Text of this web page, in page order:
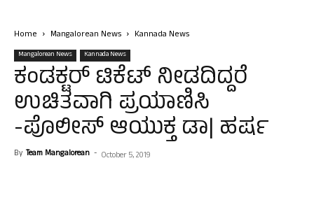
Home Mangalorean News Kannada News
Mangalorean News Kannada News
ಕಂಡಕ್ಟರ್‌ ಟಿಕೆಟ್‌ ನೀಡದಿದ್ದರೆ
ಉಚಿತವಾಗಿ ಪ್ರಯಾಣಿಸಿ
-ಪೊಲೀಸ್‌ ಆಯುಕ್ತ ಡಾ| ಹರ್ಷ
By Team Mangalorean - October 5, 2019